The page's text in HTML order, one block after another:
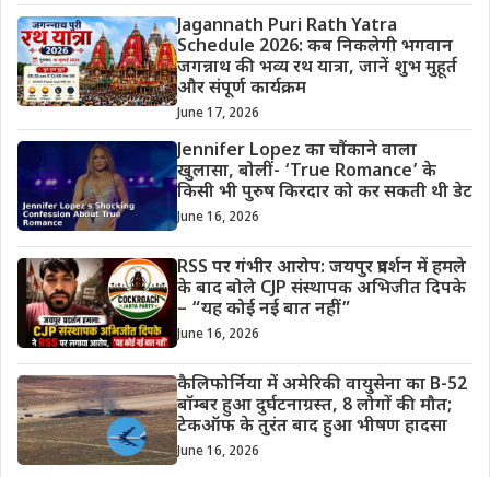
Jagannath Puri Rath Yatra
Schedule 2026: कब निकलेगी भगवान
जगन्नाथ की भव्य रथ यात्रा, जानें शुभ मुहूर्त
और संपूर्ण कार्यक्रम
June 17, 2026
Jennifer Lopez का चौंकाने वाला
खुलासा, बोलीं- ‘True Romance’ के
किसी भी पुरुष किरदार को कर सकती थी डेट
June 16, 2026
RSS पर गंभीर आरोप: जयपुर प्रदर्शन में हमले
के बाद बोले CJP संस्थापक अभिजीत दिपके
– “यह कोई नई बात नहीं”
June 16, 2026
कैलिफोर्निया में अमेरिकी वायुसेना का B-52
बॉम्बर हुआ दुर्घटनाग्रस्त, 8 लोगों की मौत;
टेकऑफ के तुरंत बाद हुआ भीषण हादसा
June 16, 2026